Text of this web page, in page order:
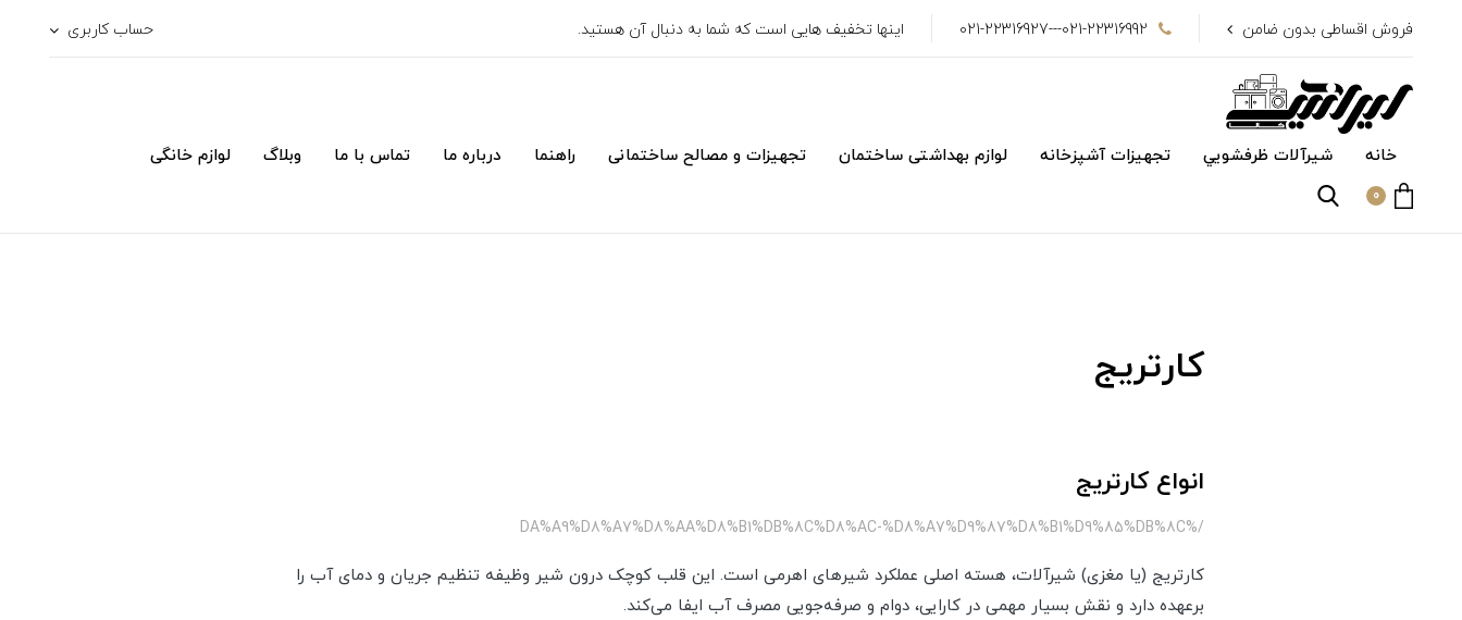
فروش اقساطی بدون ضامن 021-22316992---021-22316927 اینها تخفیف هایی است که شما به دنبال آن هستید. حساب کاربری
خانه شیرآلات ظرفشويي تجهیزات آشپزخانه لوازم بهداشتی ساختمان تجهیزات و مصالح ساختمانی راهنما درباره ما تماس با ما وبلاگ لوازم خانگی
0
کارتریج
انواع کارتریج
/%DA%A9%D8%A7%D8%AA%D8%B1%DB%8C%D8%AC-%D8%A7%D9%87%D8%B1%D9%85%DB%8C
کارتریج (یا مغزی) شیرآلات، هسته اصلی عملکرد شیرهای اهرمی است. این قلب کوچک درون شیر وظیفه تنظیم جریان و دمای آب را
برعهده دارد و نقش بسیار مهمی در کارایی، دوام و صرفه‌جویی مصرف آب ایفا می‌کند.